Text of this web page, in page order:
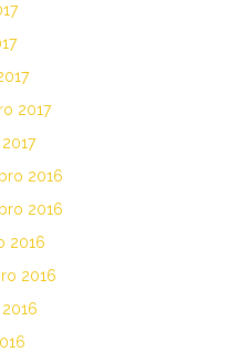
2017
2016
2016
2016
2016